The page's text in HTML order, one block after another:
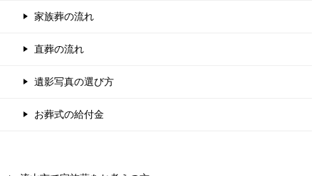
家族葬の流れ
直葬の流れ
遺影写真の選び方
お葬式の給付金